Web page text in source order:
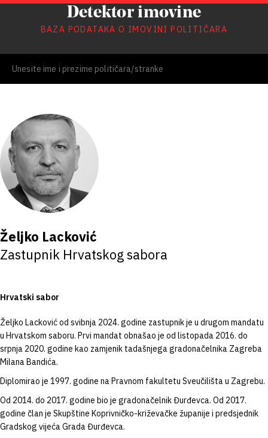
Detektor imovine
BAZA PODATAKA O IMOVINI POLITIČARA
Željko Lacković
Zastupnik Hrvatskog sabora
Hrvatski sabor
Željko Lacković od svibnja 2024. godine zastupnik je u drugom mandatu
u Hrvatskom saboru. Prvi mandat obnašao je od listopada 2016. do
srpnja 2020. godine kao zamjenik tadašnjega gradonačelnika Zagreba
Milana Bandića.
Diplomirao je 1997. godine na Pravnom fakultetu Sveučilišta u Zagrebu.
Od 2014. do 2017. godine bio je gradonačelnik Đurđevca. Od 2017.
godine član je Skupštine Koprivničko-križevačke županije i predsjednik
Gradskog vijeća Grada Đurđevca.